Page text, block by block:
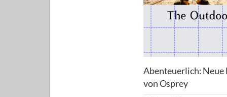
Abenteuerlich: Neue
von Osprey